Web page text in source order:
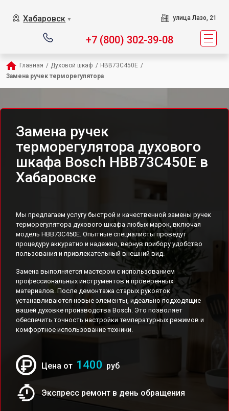
Хабаровск ▼ улица Лазо, 21
+7 (800) 302-39-08
Главная / Духовой шкаф / HBB73C450E /
Замена ручек терморегулятора
Замена ручек
терморегулятора духового
шкафа Bosch HBB73C450E в
Хабаровске
Мы предлагаем услугу быстрой и качественной замены ручек
терморегулятора духового шкафа любых марок, включая
модель HBB73C450E. Опытные специалисты проведут
процедуру аккуратно и надежно, вернув прибору удобство
пользования и привлекательный внешний вид.
Замена выполняется мастером с использованием
профессиональных инструментов и проверенных
материалов. После демонтажа старых рукояток
устанавливаются новые элементы, идеально подходящие
вашей духовке производства Bosch. Это позволяет
обеспечить точность настройки температурных режимов и
комфортное использование техники.
Цена от 1400 руб
Экспресс ремонт в день обращения